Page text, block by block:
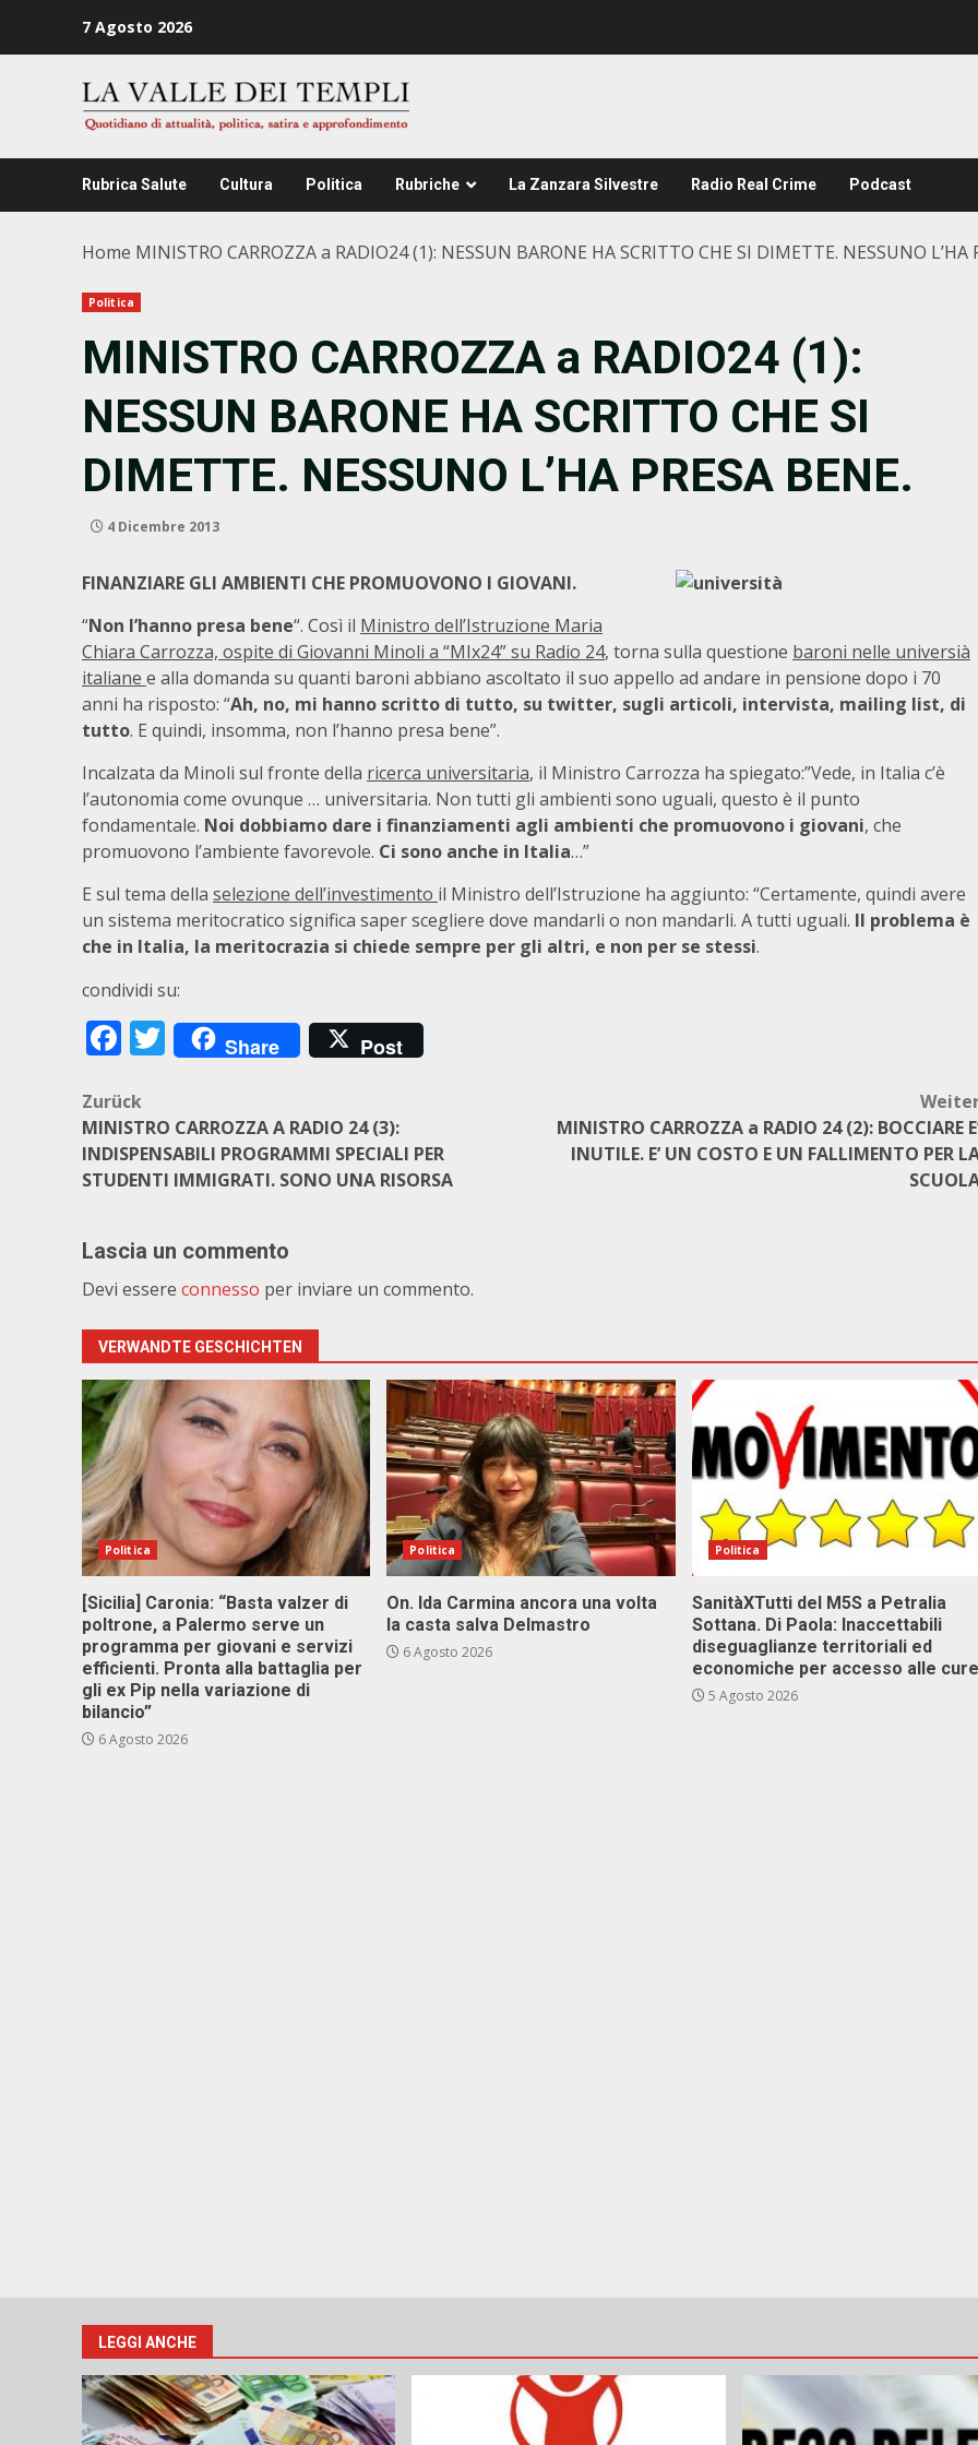
7 Agosto 2026
Rubrica Salute Cultura Politica Rubriche La Zanzara Silvestre Radio Real Crime Podcast
Home MINISTRO CARROZZA a RADIO24 (1): NESSUN BARONE HA SCRITTO CHE SI DIMETTE. NESSUNO L’HA
Politica
MINISTRO CARROZZA a RADIO24 (1):
NESSUN BARONE HA SCRITTO CHE SI
DIMETTE. NESSUNO L’HA PRESA BENE.
4 Dicembre 2013
FINANZIARE GLI AMBIENTI CHE PROMUOVONO I GIOVANI.
“Non l’hanno presa bene“. Così il Ministro dell’Istruzione Maria
Chiara Carrozza, ospite di Giovanni Minoli a “MIx24” su Radio 24, torna sulla questione baroni nelle universià
italiane e alla domanda su quanti baroni abbiano ascoltato il suo appello ad andare in pensione dopo i 70
anni ha risposto: “Ah, no, mi hanno scritto di tutto, su twitter, sugli articoli, intervista, mailing list, di
tutto. E quindi, insomma, non l’hanno presa bene”.
Incalzata da Minoli sul fronte della ricerca universitaria, il Ministro Carrozza ha spiegato:”Vede, in Italia c’è
l’autonomia come ovunque … universitaria. Non tutti gli ambienti sono uguali, questo è il punto
fondamentale. Noi dobbiamo dare i finanziamenti agli ambienti che promuovono i giovani, che
promuovono l’ambiente favorevole. Ci sono anche in Italia…”
E sul tema della selezione dell’investimento il Ministro dell’Istruzione ha aggiunto: “Certamente, quindi avere
un sistema meritocratico significa saper scegliere dove mandarli o non mandarli. A tutti uguali. Il problema è
che in Italia, la meritocrazia si chiede sempre per gli altri, e non per se stessi.
condividi su:
Facebook
Twitter
Share Post
Beitragsnavigation
Zurück
MINISTRO CARROZZA A RADIO 24 (3):
INDISPENSABILI PROGRAMMI SPECIALI PER
STUDENTI IMMIGRATI. SONO UNA RISORSA
MINISTRO CARROZZA a RADIO 24 (2): BOCCIARE
INUTILE. E’ UN COSTO E UN FALLIMENTO PER
Lascia un commento
Devi essere connesso per inviare un commento.
VERWANDTE GESCHICHTEN
Politica
[Sicilia] Caronia: “Basta valzer di
poltrone, a Palermo serve un
programma per giovani e servizi
efficienti. Pronta alla battaglia per
gli ex Pip nella variazione di
bilancio”
6 Agosto 2026
Politica
On. Ida Carmina ancora una volta
la casta salva Delmastro
6 Agosto 2026
Politica
SanitàXTutti del M5S a Petralia
Sottana. Di Paola: Inaccettabili
diseguaglianze territoriali ed
economiche per accesso alle cure
5 Agosto 2026
LEGGI ANCHE